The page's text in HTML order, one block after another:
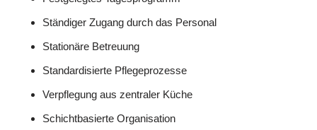
Ständiger Zugang durch das Personal
Stationäre Betreuung
Standardisierte Pflegeprozesse
Verpflegung aus zentraler Küche
Schichtbasierte Organisation